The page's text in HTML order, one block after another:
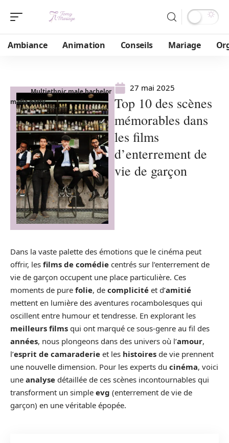
Ambiance Animation Conseils Mariage
Multiethnic male bachelor
mafia party
27 mai 2025
Top 10 des scènes
mémorables dans
les films
d’enterrement de
vie de garçon
Dans la vaste palette des émotions que le cinéma peut
offrir, les films de comédie centrés sur l’enterrement de
vie de garçon occupent une place particulière. Ces
moments de pure folie, de complicité et d’amitié
mettent en lumière des aventures rocambolesques qui
oscillent entre humour et tendresse. En explorant les
meilleurs films qui ont marqué ce sous-genre au fil des
années, nous plongeons dans des univers où l’amour,
l’esprit de camaraderie et les histoires de vie prennent
une nouvelle dimension. Pour les experts du cinéma, voici
une analyse détaillée de ces scènes incontournables qui
transforment un simple evg (enterrement de vie de
garçon) en une véritable épopée.